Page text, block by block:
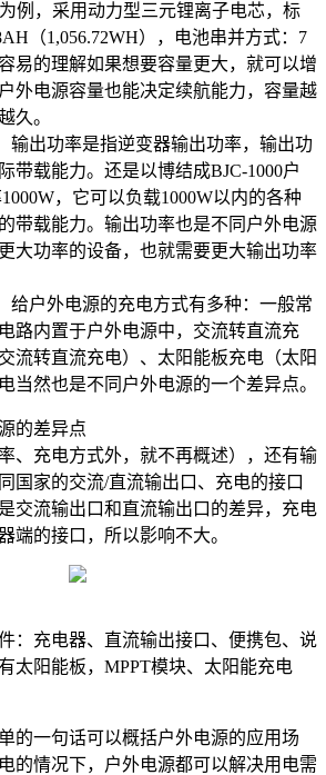
例，采用动力型三元锂离子电芯，标
（1,056.72WH），电池串并方式：7
易的理解如果想要容量更大，就可以增
外电源容量也能决定续航能力，容量越
久。
输出功率是指逆变器输出功率，输出功
带载能力。还是以博结成BJC-1000户
，它可以负载1000W以内的各种
带载能力。输出功率也是不同户外电源
大功率的设备，也就需要更大输出功率
给户外电源的充电方式有多种：一般常
路内置于户外电源中，交流转直流充
流转直流充电）、太阳能板充电（太阳
当然也是不同户外电源的一个差异点。
的差异点
、充电方式外，就不再概述），还有输
国家的交流/直流输出口、充电的接口
交流输出口和直流输出口的差异，充电
端的接口，所以影响不大。
： 充电器、直流输出接口、便携包、说
太阳能板，MPPT模块、太阳能充电
的一句话可以概括户外电源的应用场
的情况下，户外电源都可以解决用电需